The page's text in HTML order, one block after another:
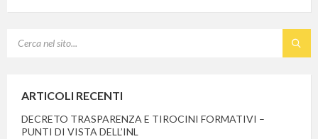
ARTICOLI RECENTI
DECRETO TRASPARENZA E TIROCINI FORMATIVI –
PUNTI DI VISTA DELL’INL